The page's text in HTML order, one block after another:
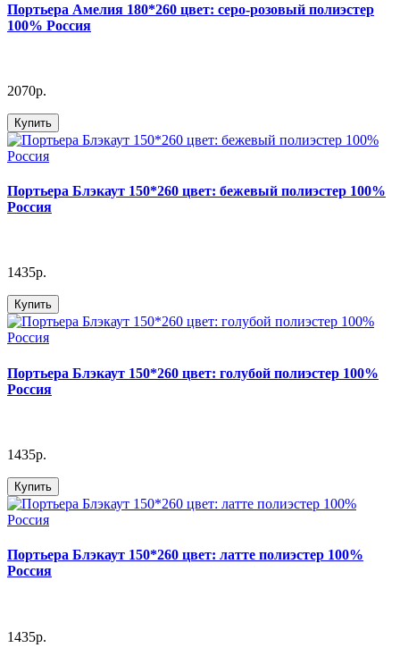
Портьера Амелия 180*260 цвет: серо-розовый полиэстер
100% Россия
2070р.
Купить
Портьера Блэкаут 150*260 цвет: бежевый полиэстер 100%
Россия
1435р.
Купить
Портьера Блэкаут 150*260 цвет: голубой полиэстер 100%
Россия
1435р.
Купить
Портьера Блэкаут 150*260 цвет: латте полиэстер 100%
Россия
1435р.